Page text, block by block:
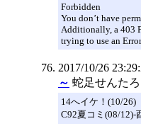
Forbidden
You don’t have
Additionally, a 403
trying to use an
2017/10/26
～ 蛇足せんたろ
14へイケ！(10/26)
C92夏コミ(08/12)-